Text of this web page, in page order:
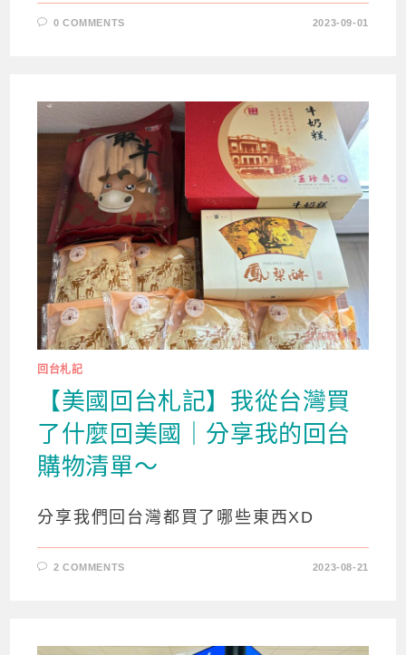
0 COMMENTS 2023-09-01
回台札記
【美國回台札記】我從台灣買
了什麼回美國｜分享我的回台
購物清單～
分享我們回台灣都買了哪些東西XD
2 COMMENTS 2023-08-21